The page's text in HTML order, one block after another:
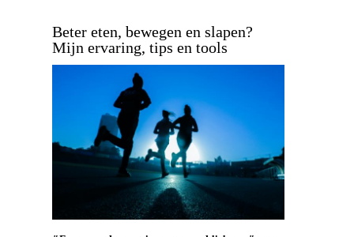
Beter eten, bewegen en slapen?
Mijn ervaring, tips en tools